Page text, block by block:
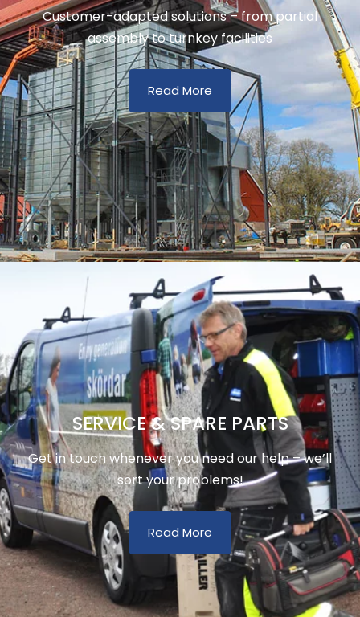
Customer-adapted solutions – from partial
assembly to turnkey facilities
Read More
SERVICE & SPARE PARTS
Get in touch whenever you need our help – we’ll
sort your problems!
Read More